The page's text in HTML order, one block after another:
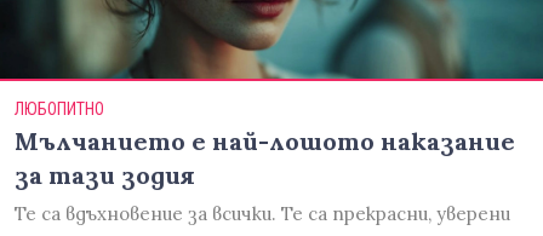
ЛЮБОПИТНО
Мълчанието е най-лошото наказание
за тази зодия
Те са вдъхновение за всички. Те са прекрасни, уверени